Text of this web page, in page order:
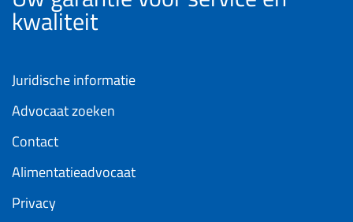
kwaliteit
Juridische informatie
Advocaat zoeken
Contact
Alimentatieadvocaat
Privacy